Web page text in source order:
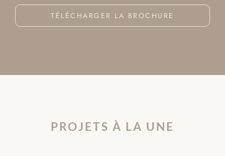
TÉLÉCHARGER LA BROCHURE
PROJETS À LA UNE